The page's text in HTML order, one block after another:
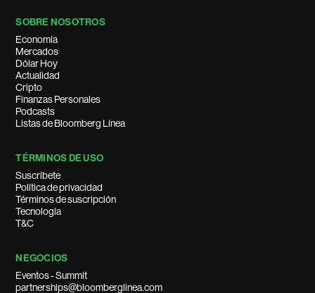
SOBRE NOSOTROS
Economía
Mercados
Dólar Hoy
Actualidad
Cripto
Finanzas Personales
Podcasts
Listas de Bloomberg Línea
TÉRMINOS DE USO
Suscríbete
Política de privacidad
Términos de suscripción
Tecnología
T&C
NEGOCIOS
Eventos - Summit
partnerships@bloomberglinea.com